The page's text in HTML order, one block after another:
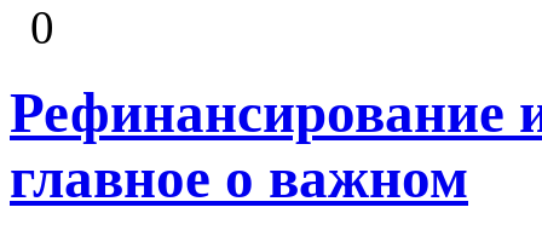
0
Рефинансирование
главное о важном